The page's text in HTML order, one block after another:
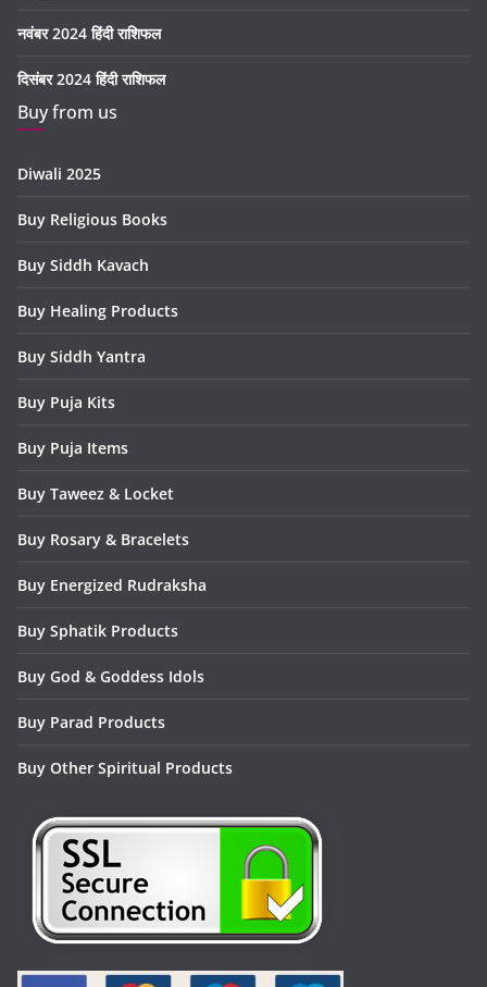
नवंबर 2024 हिंदी राशिफल
दिसंबर 2024 हिंदी राशिफल
Buy from us
Diwali 2025
Buy Religious Books
Buy Siddh Kavach
Buy Healing Products
Buy Siddh Yantra
Buy Puja Kits
Buy Puja Items
Buy Taweez & Locket
Buy Rosary & Bracelets
Buy Energized Rudraksha
Buy Sphatik Products
Buy God & Goddess Idols
Buy Parad Products
Buy Other Spiritual Products